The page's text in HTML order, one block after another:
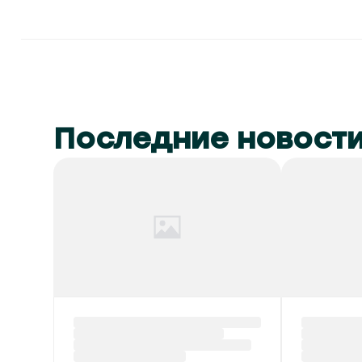
Последние